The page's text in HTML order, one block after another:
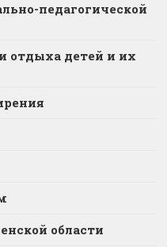
педагогической
отдыха детей и их
области